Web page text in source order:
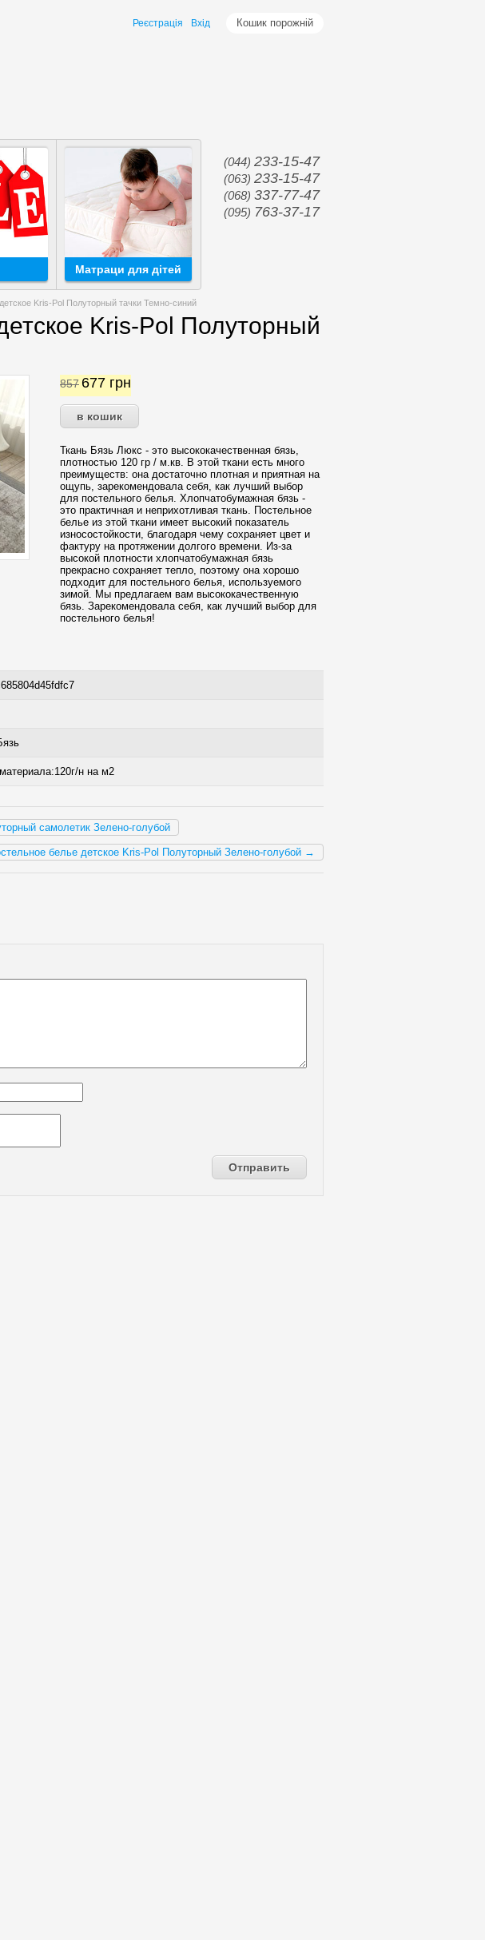
Кошик порожній
Реєстрація Вхід
(044) 233-15-47
(063) 233-15-47
(068) 337-77-47
(095) 763-37-17
Матраци для дітей
Kris-Pol Полуторный тачки Темно-синий
Kris-Pol Полуторный
857 677 грн
Ткань Бязь Люкс - это высококачественная бязь,
плотностью 120 гр / м.кв. В этой ткани есть много
преимуществ: она достаточно плотная и приятная на
ощупь, зарекомендовала себя, как лучший выбор
для постельного белья. Хлопчатобумажная бязь -
это практичная и неприхотливая ткань. Постельное
белье из этой ткани имеет высокий показатель
износостойкости, благодаря чему сохраняет цвет и
фактуру на протяжении долгого времени. Из-за
высокой плотности хлопчатобумажная бязь
прекрасно сохраняет тепло, поэтому она хорошо
подходит для постельного белья, используемого
зимой. Мы предлагаем вам высококачественную
бязь. Зарекомендовала себя, как лучший выбор для
постельного белья!
н на м2
самолетик Зелено-голубой
белье детское Kris-Pol Полуторный Зелено-голубой →